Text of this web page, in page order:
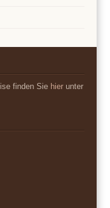
finden Sie hier unter